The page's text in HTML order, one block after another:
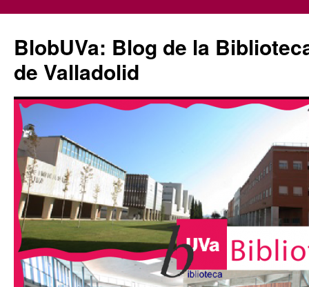
contenido
BlobUVa: Blog de la
de Valladolid